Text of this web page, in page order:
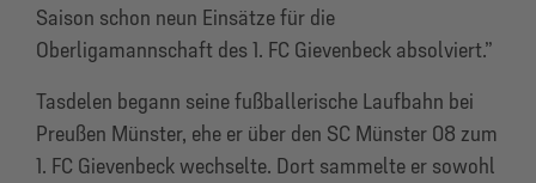
Saison schon neun Einsätze für die
Oberligamannschaft des 1. FC Gievenbeck absolviert.”
Tasdelen begann seine fußballerische Laufbahn bei
Preußen Münster, ehe er über den SC Münster 08 zum
1. FC Gievenbeck wechselte. Dort sammelte er sowohl